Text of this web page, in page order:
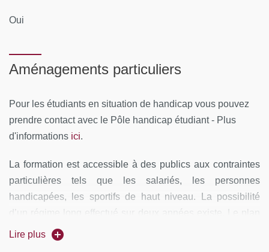
Oui
Aménagements particuliers
Pour les étudiants en situation de handicap vous pouvez
prendre contact avec le Pôle handicap étudiant - Plus
d'informations ici.
La formation est accessible à des publics aux contraintes
particulières tels que les salariés, les personnes
handicapées, les sportifs de haut niveau. La possibilité
d’un régime long effectué sur deux années existe. Le plan
handicap de l’Université permet d’accueillir des personnes
Lire plus